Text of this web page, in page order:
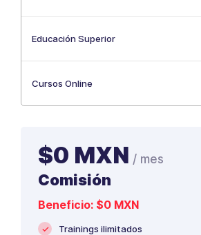
Educación Superior
Cursos Online
$0 MXN / mes
Comisión
Beneficio: $0 MXN
✓
Trainings ilimitados